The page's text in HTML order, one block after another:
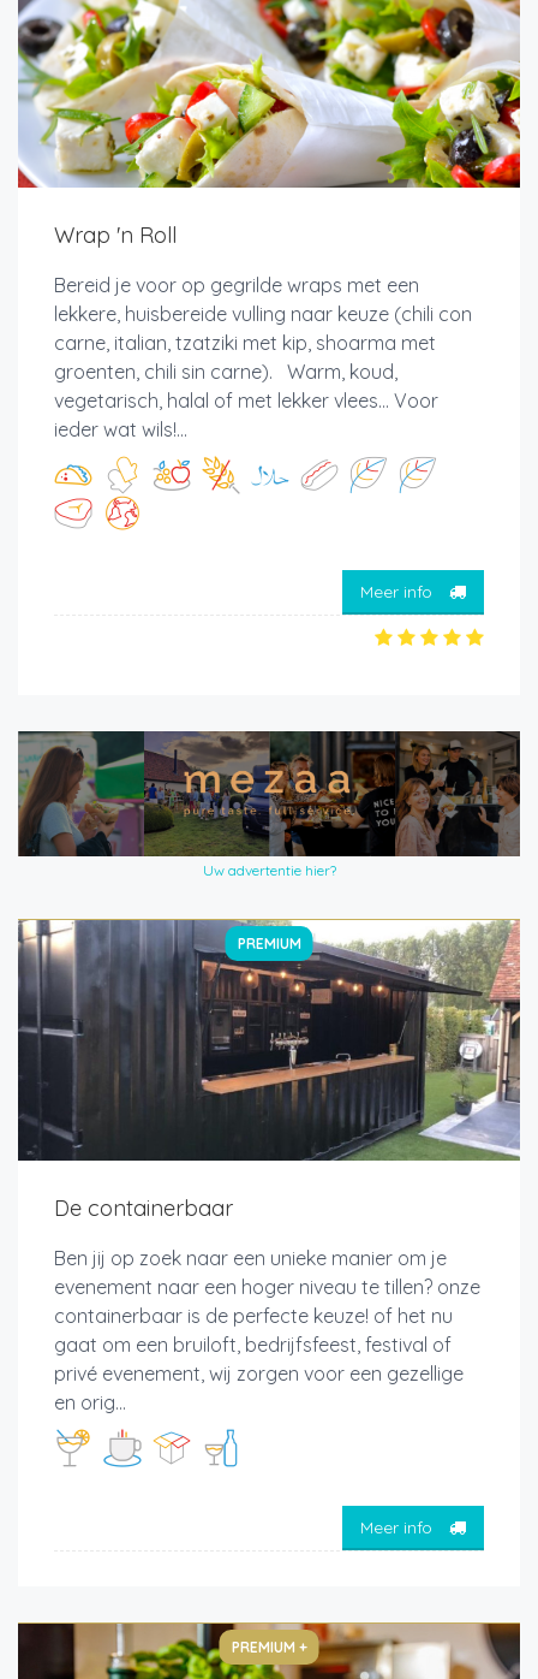
Wrap 'n Roll
Bereid je voor op gegrilde wraps met een
lekkere, huisbereide vulling naar keuze (chili con
carne, italian, tzatziki met kip, shoarma met
groenten, chili sin carne). Warm, koud,
vegetarisch, halal of met lekker vlees... Voor
ieder wat wils!...
Meer info
Uw advertentie hier?
PREMIUM
De containerbaar
Ben jij op zoek naar een unieke manier om je
evenement naar een hoger niveau te tillen? onze
containerbaar is de perfecte keuze! of het nu
gaat om een bruiloft, bedrijfsfeest, festival of
privé evenement, wij zorgen voor een gezellige
en orig...
Meer info
PREMIUM +